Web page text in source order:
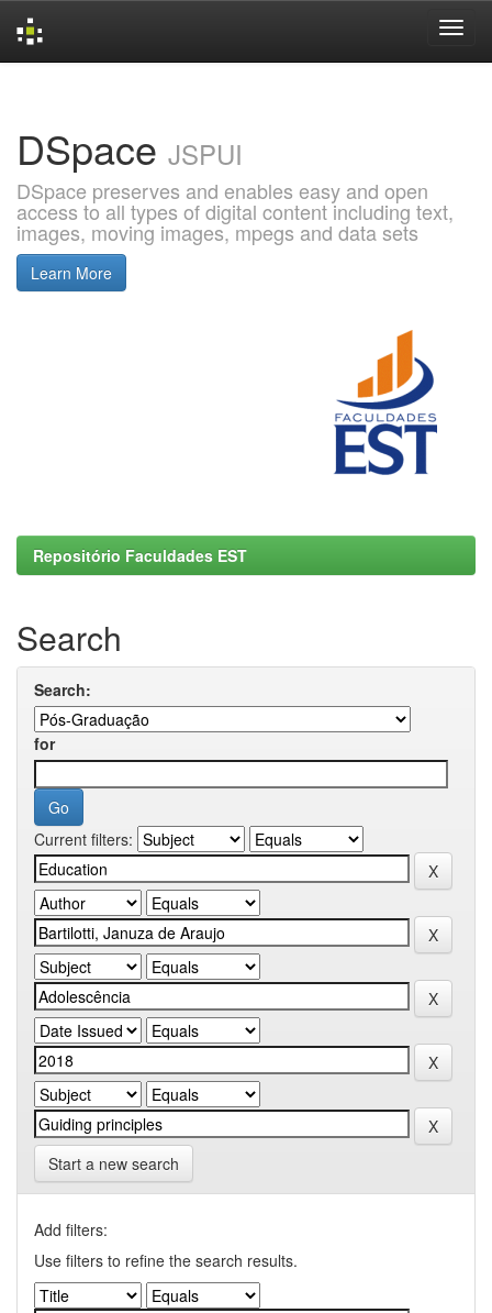
DSpace JSPUI
DSpace preserves and enables easy and open
access to all types of digital content including text,
images, moving images, mpegs and data sets
Learn More
Repositório Faculdades EST
Search
Search:
for
Current filters:
Start a new search
Add filters:
Use filters to refine the search results.